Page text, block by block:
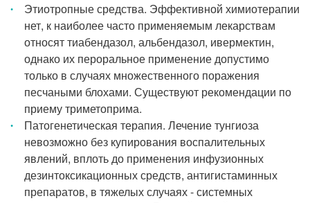
Этиотропные средства. Эффективной химиотерапии
нет, к наиболее часто применяемым лекарствам
относят тиабендазол, альбендазол, ивермектин,
однако их пероральное применение допустимо
только в случаях множественного поражения
песчаными блохами. Существуют рекомендации по
приему триметоприма.
Патогенетическая терапия. Лечение тунгиоза
невозможно без купирования воспалительных
явлений, вплоть до применения инфузионных
дезинтоксикационных средств, антигистаминных
препаратов, в тяжелых случаях - системных